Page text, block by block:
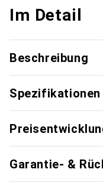
Im Detail
Beschreibung
Spezifikationen
Garantie- &